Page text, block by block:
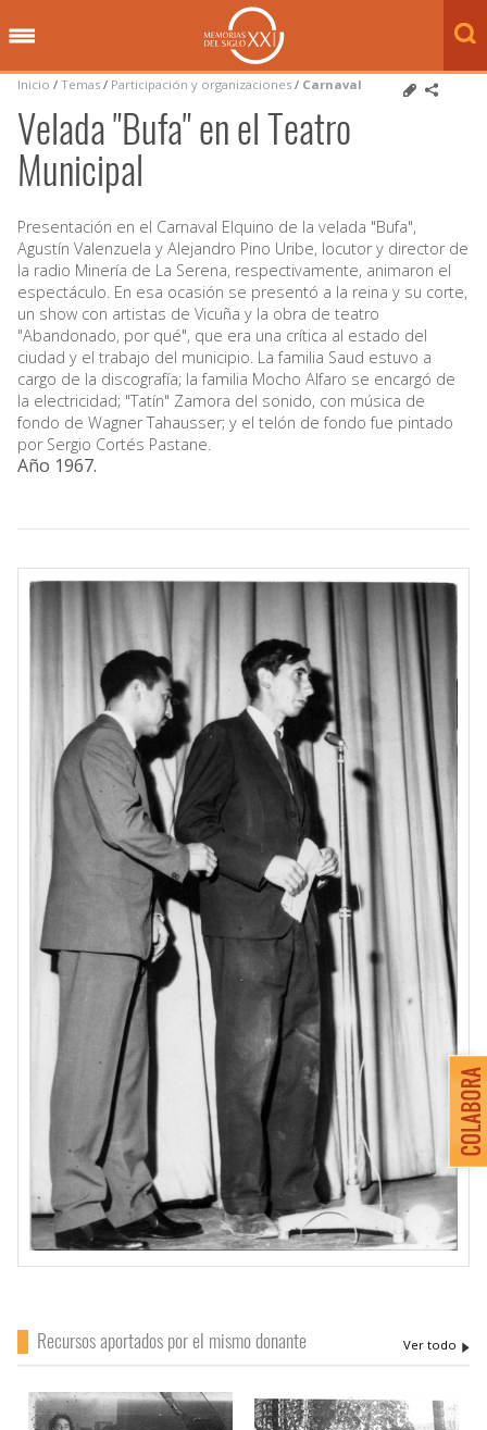
Inicio / Temas / Participación y organizaciones / Carnaval
Velada "Bufa" en el Teatro
Municipal
Presentación en el Carnaval Elquino de la velada "Bufa",
Agustín Valenzuela y Alejandro Pino Uribe, locutor y director de
la radio Minería de La Serena, respectivamente, animaron el
espectáculo. En esa ocasión se presentó a la reina y su corte,
un show con artistas de Vicuña y la obra de teatro
"Abandonado, por qué", que era una crítica al estado del
ciudad y el trabajo del municipio. La familia Saud estuvo a
cargo de la discografía; la familia Mocho Alfaro se encargó de
la electricidad; "Tatín" Zamora del sonido, con música de
fondo de Wagner Tahausser; y el telón de fondo fue pintado
por Sergio Cortés Pastane.
Año 1967.
Recursos aportados por el mismo donante